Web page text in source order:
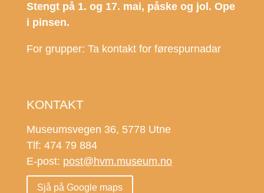
Stengt på 1. og 17. mai, påske og jol. Ope
i pinsen.
For grupper: Ta kontakt for førespurnadar
KONTAKT
Museumsvegen 36, 5778 Utne
Tlf: 474 79 884
E-post: post@hvm.museum.no
Sjå på Google maps